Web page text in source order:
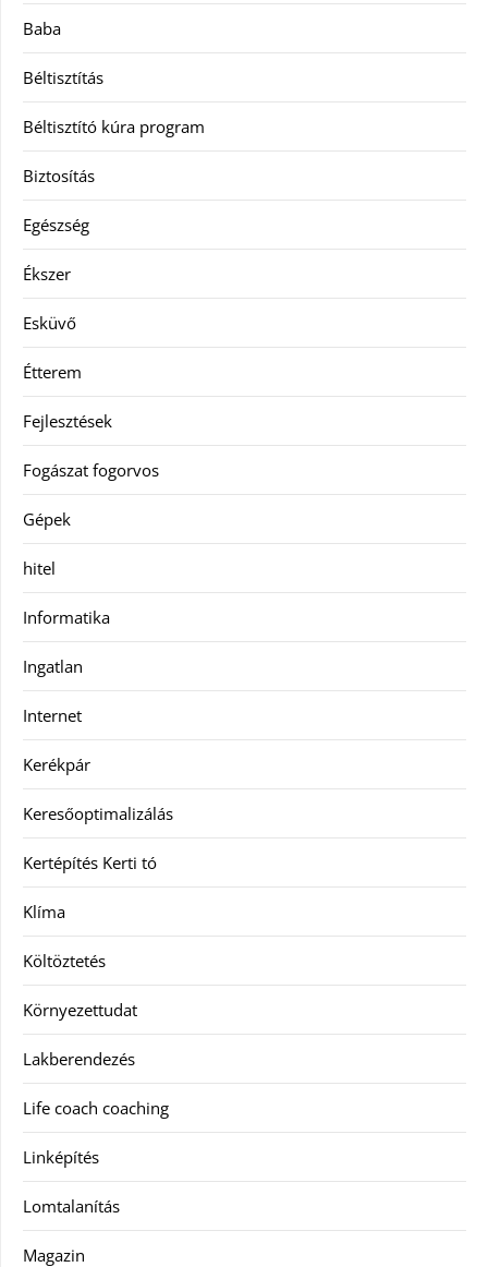
Baba
Béltisztítás
Béltisztító kúra program
Biztosítás
Egészség
Ékszer
Esküvő
Étterem
Fejlesztések
Fogászat fogorvos
Gépek
hitel
Informatika
Ingatlan
Internet
Kerékpár
Keresőoptimalizálás
Kertépítés Kerti tó
Klíma
Költöztetés
Környezettudat
Lakberendezés
Life coach coaching
Linképítés
Lomtalanítás
Magazin